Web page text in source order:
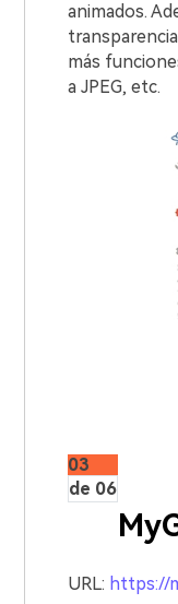
animados.
más
a JPEG, etc.
03
de 06
URL: https://